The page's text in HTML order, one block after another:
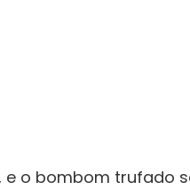
o bombom trufado